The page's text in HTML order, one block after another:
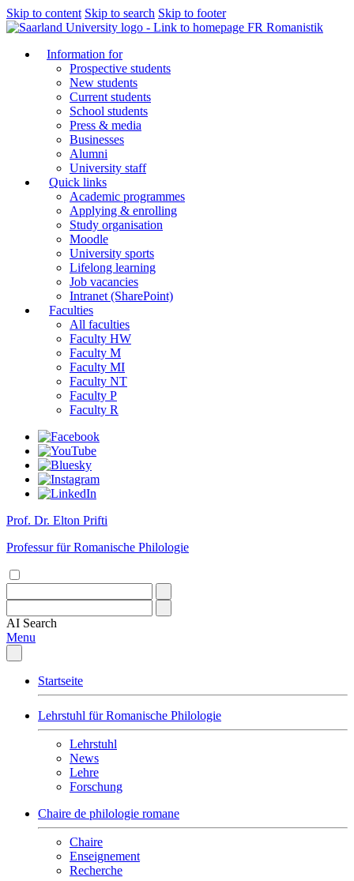
Skip to content Skip to search Skip to footer
FR Romanistik
Information for
Prospective students
New students
Current students
School students
Press & media
Businesses
Alumni
University staff
Quick links
Academic programmes
Applying & enrolling
Study organisation
Moodle
University sports
Lifelong learning
Job vacancies
Intranet (SharePoint)
Faculties
All faculties
Faculty HW
Faculty M
Faculty MI
Faculty NT
Faculty P
Faculty R
Prof. Dr. Elton Prifti
Professur für Romanische Philologie
AI Search
Menu
Startseite
Lehrstuhl für Romanische Philologie
Lehrstuhl
News
Lehre
Forschung
Chaire de philologie romane
Chaire
Enseignement
Recherche